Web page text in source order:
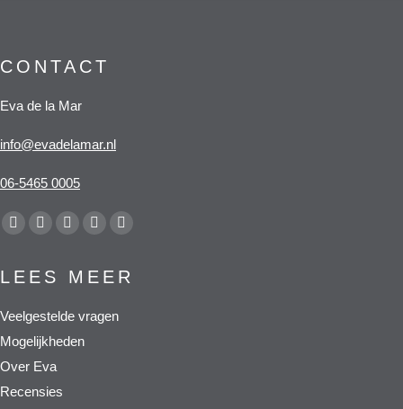
CONTACT
Eva de la Mar
info@evadelamar.nl
06-5465 0005
Vind ons op:
Facebook
opens
new
window
X
opens
new
window
YouTube
opens
new
window
Pinterest
opens
new
Whatsapp
opens
LEES MEER
Veelgestelde vragen
Mogelijkheden
Over Eva
Recensies